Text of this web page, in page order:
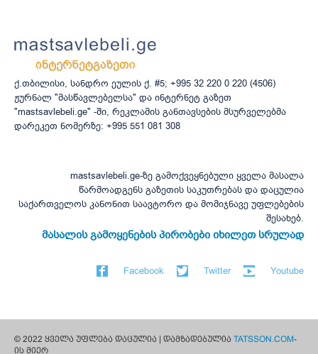
ქ.თბილისი, სანდრო ეულის ქ. #5; +995 32 220 0 220 (4506)
ჟურნალ "მასწავლებელსა" და ინტერნეტ გაზეთ
"mastsavlebeli.ge" -ში, რეკლამის განთავსების მსურველებმა
დარეკეთ ნომერზე: +995 551 081 308
mastsavlebeli.ge-ზე გამოქვეყნებული ყველა მასალა
წარმოადგენს გაზეთის საკუთრებას და დაცულია
საქართველოს კანონით საავტორო და მომიჯნავე უფლებების
შესახებ.
მასალის გამოყენების პირობები იხილეთ სრულად
Facebook Twitter Youtube
© 2022 ყველა უფლება დაცულია | დამზადებულია TATSSON.COM-
ის მიერ